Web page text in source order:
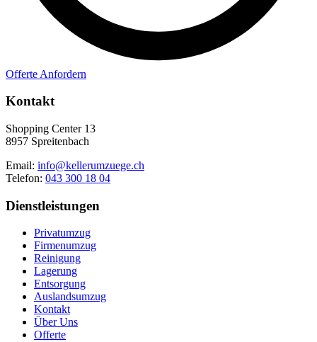
Offerte Anfordern
Kontakt
Shopping Center 13
8957 Spreitenbach
Email: info@kellerumzuege.ch
Telefon: 043 300 18 04
Dienstleistungen
Privatumzug
Firmenumzug
Reinigung
Lagerung
Entsorgung
Auslandsumzug
Kontakt
Über Uns
Offerte